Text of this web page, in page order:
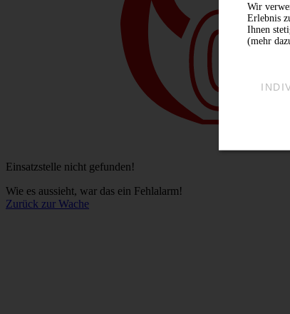
Einsatzstelle nicht gefunden!
Wie es aussieht, war das ein Fehlalarm!
Zurück zur Wache
Wir
Erlebnis
Ihnen
(mehr